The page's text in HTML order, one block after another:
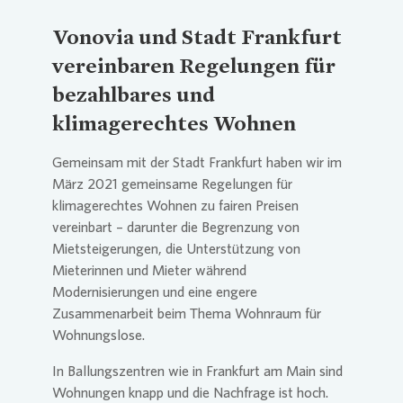
sind anders. Das macht den Beruf
sehr abwechslungsreich.
Vonoviaund Stadt Frankfurt
vereinbaren Regelungen für
bezahlbares und
klimagerechtes Wohnen
Gemeinsam mit der Stadt Frankfurt haben wir im
März 2021 gemeinsame Regelungen für
klimagerechtes Wohnen zu fairen Preisen
vereinbart – darunter die Begrenzung von
Mietsteigerungen, die Unterstützung von
Mieterinnen und Mieter während
Modernisierungen und eine engere
Zusammenarbeit beim Thema Wohnraum für
Wohnungslose.
In Ballungszentren wie in Frankfurt am Main sind
Wohnungen knapp und die Nachfrage ist hoch.